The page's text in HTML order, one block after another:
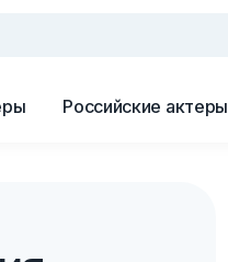
Российские актеры